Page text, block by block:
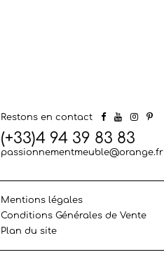
Restons en contact
(+33)4 94 39 83 83
passionnementmeuble@orange.fr
Mentions légales
Conditions Générales de Vente
Plan du site